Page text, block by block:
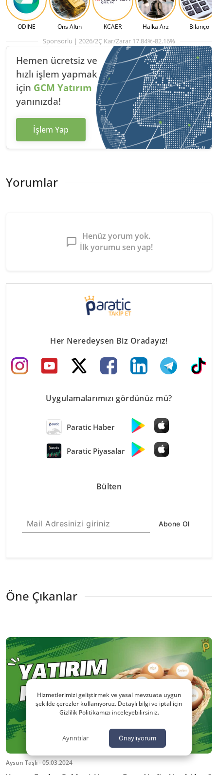
ODINE Ons Altın KCAER Halka Arz Bilanço
Sponsorlu | 2026/2Ç Kar/Zarar 17.84%-82.16%
Hemen ücretsiz ve
hızlı işlem yapmak
için GCM Yatırım
yanınızda!
İşlem Yap
Yorumlar
Henüz yorum yok.
İlk yorumu sen yap!
Her Neredeysen Biz Oradayız!
Uygulamalarımızı gördünüz mü?
Paratic Haber
Paratic Piyasalar
Bülten
Abone Ol
Öne Çıkanlar
Aysun Taşlı - 05.03.2024
Hizmetlerimizi geliştirmek ve yasal mevzuata uygun
şekilde çerezler kullanıyoruz. Detaylı bilgi ve iptal için
Gizlilik Politikamızı inceleyebilirsiniz.
Ayrıntılar Onaylıyorum